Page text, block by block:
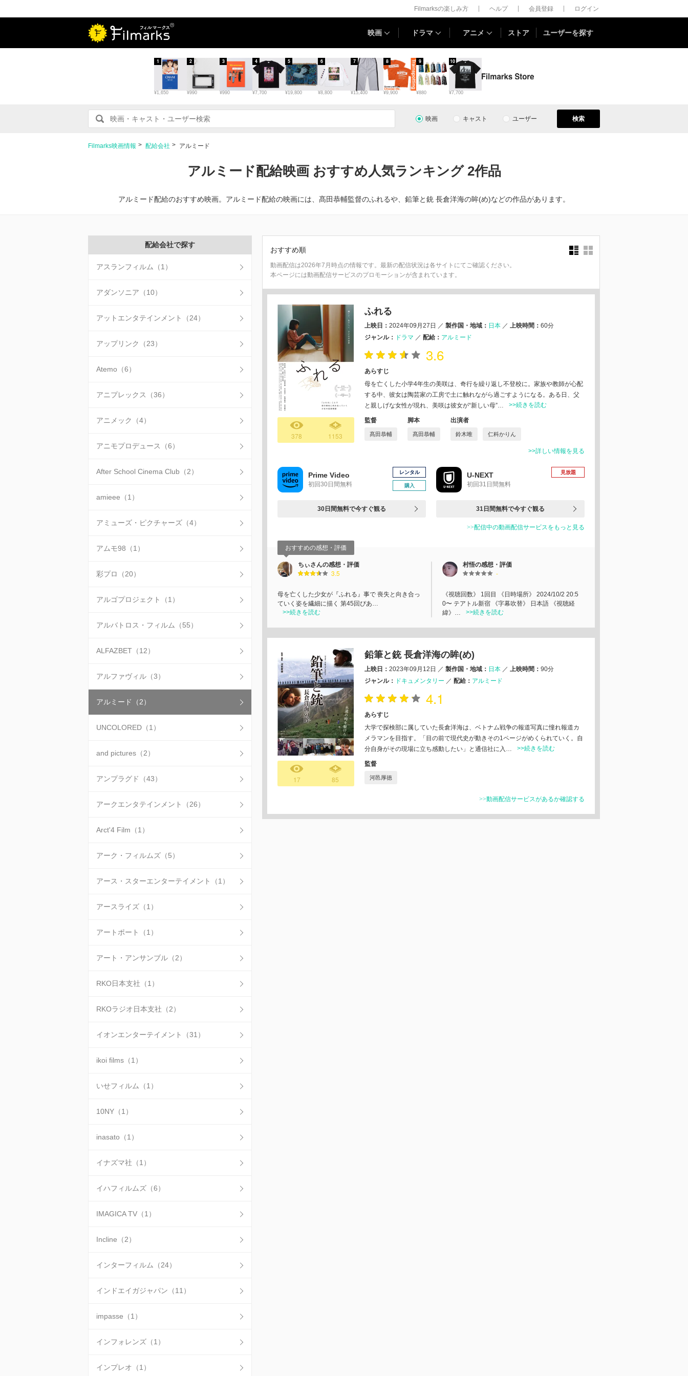
Filmarksの楽しみ方 ヘルプ 会員登録 ログイン
映画 ドラマ アニメ ストア ユーザーを探す
¥1,650
1
¥990
2
¥990
3
¥7,700
4
¥19,800
5
¥8,800
6
¥15,400
7
¥9,900
8
¥880
9
¥7,700
10
映画 キャスト ユーザー 検索
Filmarks映画情報 配給会社 アルミード
アルミード配給映画 おすすめ人気ランキング 2作品
アルミード配給のおすすめ映画。アルミード配給の映画には、髙田恭輔監督のふれるや、鉛筆と銃 長倉洋海の眸(め)などの作品があります。
配給会社で探す
アスランフィルム（1）
アダンソニア（10）
アットエンタテインメント（24）
アップリンク（23）
Atemo（6）
アニプレックス（36）
アニメック（4）
アニモプロデュース（6）
After School Cinema Club（2）
amieee（1）
アミューズ・ピクチャーズ（4）
アムモ98（1）
彩プロ（20）
アルゴプロジェクト（1）
アルバトロス・フィルム（55）
ALFAZBET（12）
アルファヴィル（3）
アルミード（2）
UNCOLORED（1）
and pictures（2）
アンプラグド（43）
アークエンタテインメント（26）
Arct'4 Film（1）
アーク・フィルムズ（5）
アース・スターエンターテイメント（1）
アースライズ（1）
アートポート（1）
アート・アンサンブル（2）
RKO日本支社（1）
RKOラジオ日本支社（2）
イオンエンターテイメント（31）
ikoi films（1）
いせフィルム（1）
10NY（1）
inasato（1）
イナズマ社（1）
イハフィルムズ（6）
IMAGICA TV（1）
Incline（2）
インターフィルム（24）
インドエイガジャパン（11）
impasse（1）
インフォレンズ（1）
インプレオ（1）
おすすめ順
動画配信は2026年7月時点の情報です。最新の配信状況は各サイトにてご確認ください。
本ページには動画配信サービスのプロモーションが含まれています。
378 1153
ふれる
上映日： 2024年09月27日 ／ 製作国・地域： 日本 ／ 上映時間： 60分
ジャンル： ドラマ ／ 配給： アルミード
3.6
あらすじ
母を亡くした小学4年生の美咲は、奇行を繰り返し不登校に。家族や教師が心配
する中、彼女は陶芸家の工房で土に触れながら過ごすようになる。ある日、父
と親しげな女性が現れ、美咲は彼女が“新しい母”…
>>続きを読む
監督
髙田恭輔
脚本
髙田恭輔
出演者
鈴木唯 仁科かりん
>>詳しい情報を見る
Prime Video
初回30日間無料
レンタル
購入
30日間無料で今すぐ観る
U-NEXT
初回31日間無料
見放題
31日間無料で今すぐ観る
>>配信中の動画配信サービスをもっと見る
おすすめの感想・評価
ちぃさんの感想・評価
3.5
母を亡くした少女が『ふれる』事で 喪失と向き合っ
ていく姿を繊細に描く 第45回ぴあ…
>>続きを読む
村悟の感想・評価
-
《視聴回数》 1回目 《日時場所》 2024/10/2 20:5
0〜 テアトル新宿 《字幕吹替》 日本語 《視聴経
緯》…
>>続きを読む
17 85
鉛筆と銃 長倉洋海の眸(め)
上映日： 2023年09月12日 ／ 製作国・地域： 日本 ／ 上映時間： 90分
ジャンル： ドキュメンタリー ／ 配給： アルミード
4.1
あらすじ
大学で探検部に属していた長倉洋海は、ベトナム戦争の報道写真に憧れ報道カ
メラマンを目指す。「目の前で現代史が動きその1ページがめくられていく。自
分自身がその現場に立ち感動したい」と通信社に入…
>>続きを読む
監督
河邑厚徳
>>動画配信サービスがあるか確認する